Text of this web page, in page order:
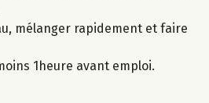
mélanger rapidement et faire
1heure avant emploi.